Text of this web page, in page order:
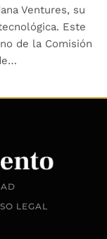
Ventures, su
Este
de la Comisión
LEGAL